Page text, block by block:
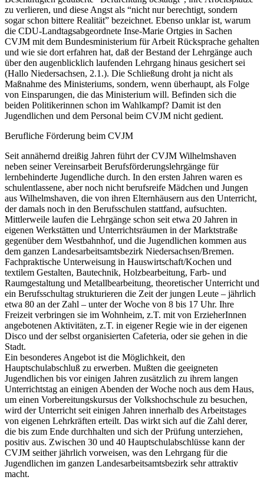
zu verlieren, und diese Angst als “nicht nur berechtigt, sondern
sogar schon bittere Realität” bezeichnet. Ebenso unklar ist, warum
die CDU-Landtagsabgeordnete Inse-Marie Ortgies in Sachen
CVJM mit dem Bundesministerium für Arbeit Rücksprache gehalten
und wie sie dort erfahren hat, daß der Bestand der Lehrgänge auch
über den augenblicklich laufenden Lehrgang hinaus gesichert sei
(Hallo Niedersachsen, 2.1.). Die Schließung droht ja nicht als
Maßnahme des Ministeriums, sondern, wenn überhaupt, als Folge
von Einsparungen, die das Ministerium will. Befinden sich die
beiden Politikerinnen schon im Wahlkampf? Damit ist den
Jugendlichen und dem Personal beim CVJM nicht gedient.
Berufliche Förderung beim CVJM
Seit annähernd dreißig Jahren führt der CVJM Wilhelmshaven
neben seiner Vereinsarbeit Berufsförderungslehrgänge für
lernbehinderte Jugendliche durch. In den ersten Jahren waren es
schulentlassene, aber noch nicht berufsreife Mädchen und Jungen
aus Wilhelmshaven, die von ihren Elternhäusern aus den Unterricht,
der damals noch in den Berufsschulen stattfand, aufsuchten.
Mittlerweile laufen die Lehrgänge schon seit etwa 20 Jahren in
eigenen Werkstätten und Unterrichtsräumen in der Marktstraße
gegenüber dem Westbahnhof, und die Jugendlichen kommen aus
dem ganzen Landesarbeitsamtsbezirk Niedersachsen/Bremen.
Fachpraktische Unterweisung in Hauswirtschaft/Kochen und
textilem Gestalten, Bautechnik, Holzbearbeitung, Farb- und
Raumgestaltung und Metallbearbeitung, theoretischer Unterricht und
ein Berufsschultag strukturieren die Zeit der jungen Leute – jährlich
etwa 80 an der Zahl – unter der Woche von 8 bis 17 Uhr. Ihre
Freizeit verbringen sie im Wohnheim, z.T. mit von ErzieherInnen
angebotenen Aktivitäten, z.T. in eigener Regie wie in der eigenen
Disco und der selbst organisierten Cafeteria, oder sie gehen in die
Stadt.
Ein besonderes Angebot ist die Möglichkeit, den
Hauptschulabschluß zu erwerben. Mußten die geeigneten
Jugendlichen bis vor einigen Jahren zusätzlich zu ihrem langen
Unterrichtstag an einigen Abenden der Woche noch aus dem Haus,
um einen Vorbereitungskursus der Volkshochschule zu besuchen,
wird der Unterricht seit einigen Jahren innerhalb des Arbeitstages
von eigenen Lehrkräften erteilt. Das wirkt sich auf die Zahl derer,
die bis zum Ende durchhalten und sich der Prüfung unterziehen,
positiv aus. Zwischen 30 und 40 Hauptschulabschlüsse kann der
CVJM seither jährlich vorweisen, was den Lehrgang für die
Jugendlichen im ganzen Landesarbeitsamtsbezirk sehr attraktiv
macht.